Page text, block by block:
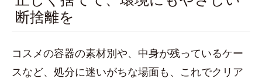
断捨離を
コスメの容器の素材別や、中身が残っているケー
スなど、処分に迷いがちな場面も、これでクリア